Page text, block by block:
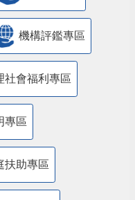
機構評鑑專區
社會福利專區
專區
扶助專區